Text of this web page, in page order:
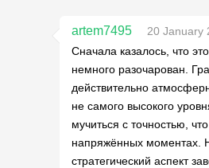
artem7495
20 January
Сначала казалось, что
немного разочарован.
действительно
не самого высокого
мучиться с точностью,
напряжённых моментах.
стратегический аспект